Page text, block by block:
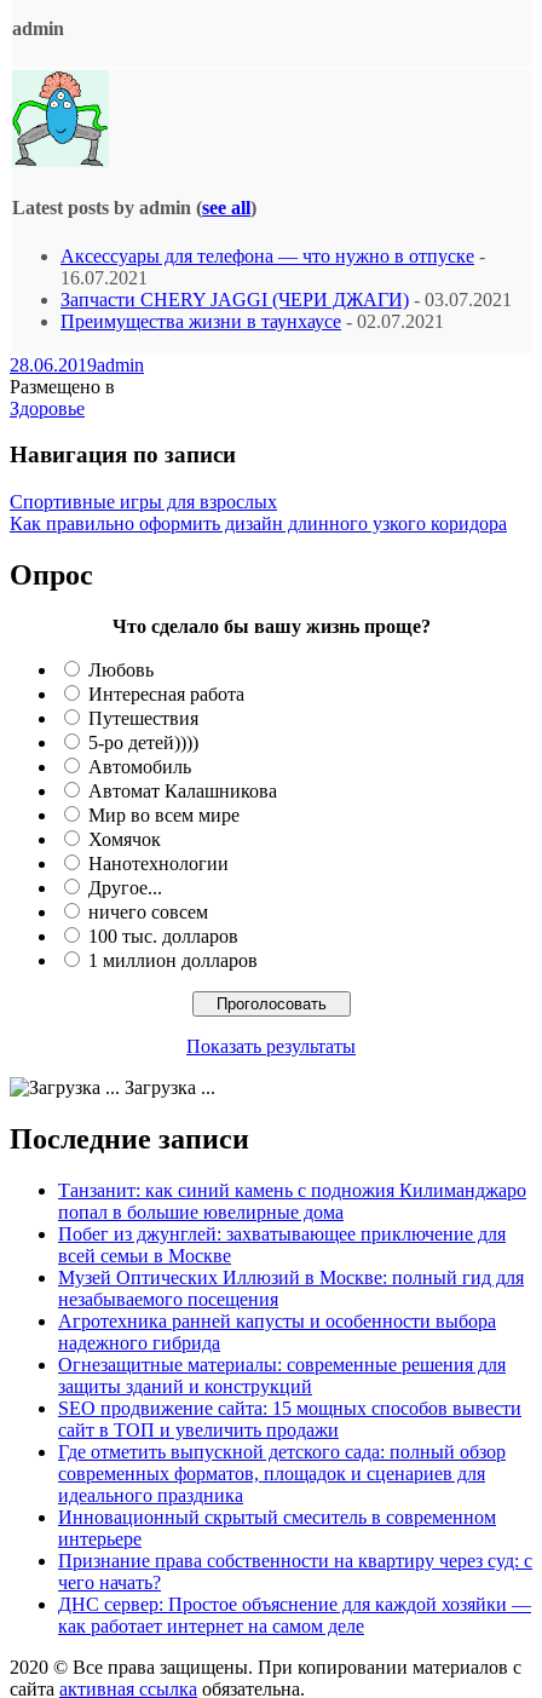
admin
Latest posts by admin (see all)
Аксессуары для телефона — что нужно в отпуске -
16.07.2021
Запчасти CHERY JAGGI (ЧЕРИ ДЖАГИ) - 03.07.2021
Преимущества жизни в таунхаусе - 02.07.2021
28.06.2019admin
Размещено в
Здоровье
Навигация по записи
Спортивные игры для взрослых
Как правильно оформить дизайн длинного узкого коридора
Опрос
Что сделало бы вашу жизнь проще?
Любовь
Интересная работа
Путешествия
5-ро детей))))
Автомобиль
Автомат Калашникова
Мир во всем мире
Хомячок
Нанотехнологии
Другое...
ничего совсем
100 тыс. долларов
1 миллион долларов
Показать результаты
Загрузка ...
Последние записи
Танзанит: как синий камень с подножия Килиманджаро
попал в большие ювелирные дома
Побег из джунглей: захватывающее приключение для
всей семьи в Москве
Музей Оптических Иллюзий в Москве: полный гид для
незабываемого посещения
Агротехника ранней капусты и особенности выбора
надежного гибрида
Огнезащитные материалы: современные решения для
защиты зданий и конструкций
SEO продвижение сайта: 15 мощных способов вывести
сайт в ТОП и увеличить продажи
Где отметить выпускной детского сада: полный обзор
современных форматов, площадок и сценариев для
идеального праздника
Инновационный скрытый смеситель в современном
интерьере
Признание права собственности на квартиру через суд: с
чего начать?
ДНС сервер: Простое объяснение для каждой хозяйки —
как работает интернет на самом деле
2020 © Все права защищены. При копировании материалов с
сайта активная ссылка обязательна.